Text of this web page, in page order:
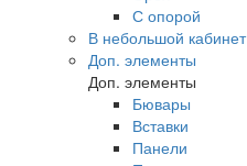
С опорой
В небольшой кабинет
Доп. элементы
Доп. элементы
Бювары
Вставки
Панели